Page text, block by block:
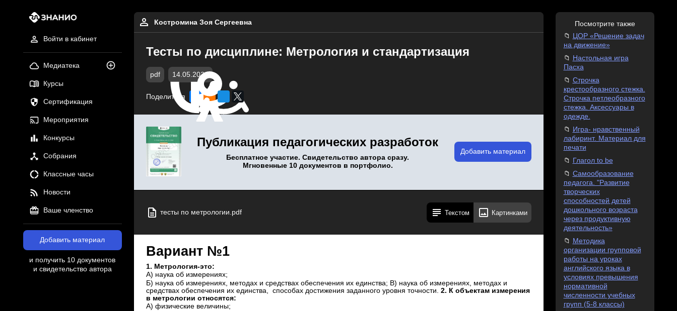
Войти в кабинет
Медиатека
Курсы
Сертификация
Мероприятия
Конкурсы
Собрания
Классные часы
Новости
Ваше членство
Добавить материал
и получить 10 документов
и свидетельство автора
Костромина Зоя Сергеевна
Тесты по дисциплине: Метрология и стандартизация
pdf 14.05.2026
Поделиться
Публикация педагогических разработок
Бесплатное участие. Свидетельство автора сразу.
Мгновенные 10 документов в портфолио.
Добавить материал
тесты по метрологии.pdf Текстом Картинками
Вариант №1
1. Метрология-это:
А) наука об измерениях;
Б) наука об измерениях, методах и средствах обеспечения их единства; В) наука об измерениях, методах и
средствах обеспечения их единства, способах достижения заданного уровня точности. 2. К объектам измерения
в метрологии относятся:
А) физические величины;
Посмотрите также
ЦОР «Решение задач
на движение»
Настольная игра
Пасха
Строчка
крестообразного стежка.
Строчка петлеобразного
стежка. Аксессуары в
одежде.
Игра- нравственный
лабиринт. Материал для
печати
Глагол to be
Самообразование
педагога. "Развитие
творческих
способностей детей
дошкольного возраста
через продуктивную
деятельность»
Методика
организации групповой
работы на уроках
английского языка в
условиях превышения
нормативной
численности учебных
групп (5-8 классы)